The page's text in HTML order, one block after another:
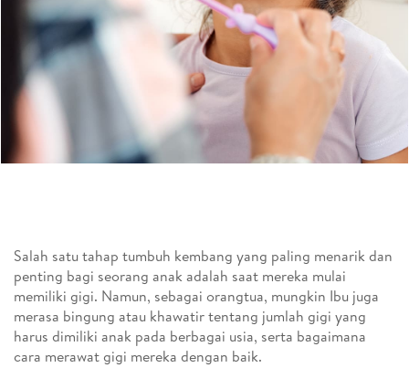
Salah satu tahap tumbuh kembang yang paling menarik dan
penting bagi seorang anak adalah saat mereka mulai
memiliki gigi. Namun, sebagai orangtua, mungkin Ibu juga
merasa bingung atau khawatir tentang jumlah gigi yang
harus dimiliki anak pada berbagai usia, serta bagaimana
cara merawat gigi mereka dengan baik.